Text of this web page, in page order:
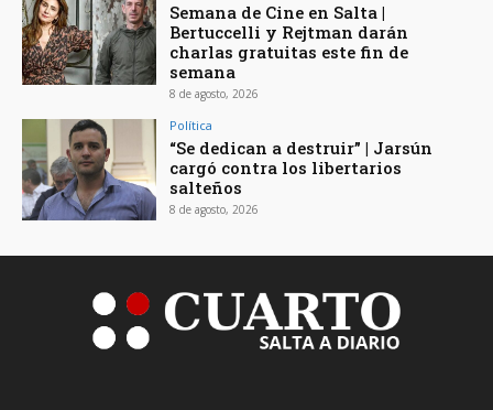
Semana de Cine en Salta |
Bertuccelli y Rejtman darán
charlas gratuitas este fin de
semana
8 de agosto, 2026
Política
“Se dedican a destruir” | Jarsún
cargó contra los libertarios
salteños
8 de agosto, 2026